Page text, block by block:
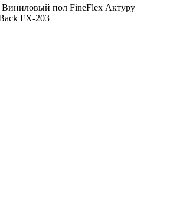
Виниловый пол FineFlex Актуру
FX-203